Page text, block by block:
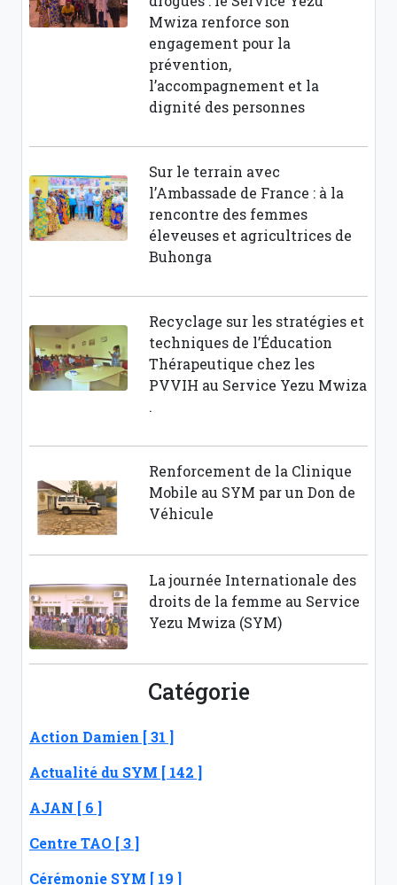
Mwiza renforce son
engagement pour la
prévention,
l’accompagnement et la
dignité des personnes
Sur le terrain avec
l’Ambassade de France : à la
rencontre des femmes
éleveuses et agricultrices de
Buhonga
Recyclage sur les stratégies et
techniques de l’Éducation
Thérapeutique chez les
PVVIH au Service Yezu Mwiza
.
Renforcement de la Clinique
Mobile au SYM par un Don de
Véhicule
La journée Internationale des
droits de la femme au Service
Yezu Mwiza (SYM)
Catégorie
Action Damien [ 31 ]
Actualité du SYM [ 142 ]
AJAN [ 6 ]
Centre TAO [ 3 ]
Cérémonie SYM [ 19 ]